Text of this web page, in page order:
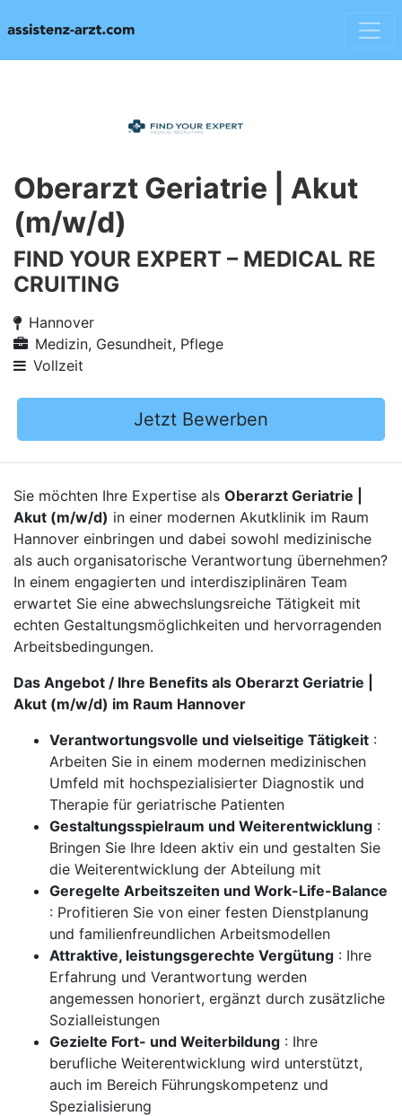
Oberarzt Geriatrie | Akut
(m/w/d)
FIND YOUR EXPERT – MEDICAL RE
CRUITING
Hannover
Medizin, Gesundheit, Pflege
Vollzeit
Jetzt Bewerben
Sie möchten Ihre Expertise als Oberarzt Geriatrie |
Akut (m/w/d) in einer modernen Akutklinik im Raum
Hannover einbringen und dabei sowohl medizinische
als auch organisatorische Verantwortung übernehmen?
In einem engagierten und interdisziplinären Team
erwartet Sie eine abwechslungsreiche Tätigkeit mit
echten Gestaltungsmöglichkeiten und hervorragenden
Arbeitsbedingungen.
Das Angebot / Ihre Benefits als Oberarzt Geriatrie |
Akut (m/w/d) im Raum Hannover
Verantwortungsvolle und vielseitige Tätigkeit :
Arbeiten Sie in einem modernen medizinischen
Umfeld mit hochspezialisierter Diagnostik und
Therapie für geriatrische Patienten
Gestaltungsspielraum und Weiterentwicklung :
Bringen Sie Ihre Ideen aktiv ein und gestalten Sie
die Weiterentwicklung der Abteilung mit
Geregelte Arbeitszeiten und Work-Life-Balance
: Profitieren Sie von einer festen Dienstplanung
und familienfreundlichen Arbeitsmodellen
Attraktive, leistungsgerechte Vergütung : Ihre
Erfahrung und Verantwortung werden
angemessen honoriert, ergänzt durch zusätzliche
Sozialleistungen
Gezielte Fort- und Weiterbildung : Ihre
berufliche Weiterentwicklung wird unterstützt,
auch im Bereich Führungskompetenz und
Spezialisierung